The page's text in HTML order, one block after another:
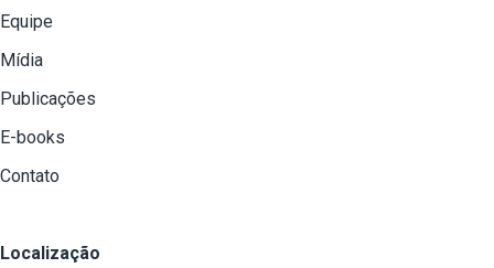
Equipe
Mídia
Publicações
E-books
Contato
Localização